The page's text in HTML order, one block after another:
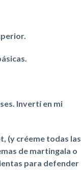
Invertí en mi
(y créeme todas las
de martingala o
para defender